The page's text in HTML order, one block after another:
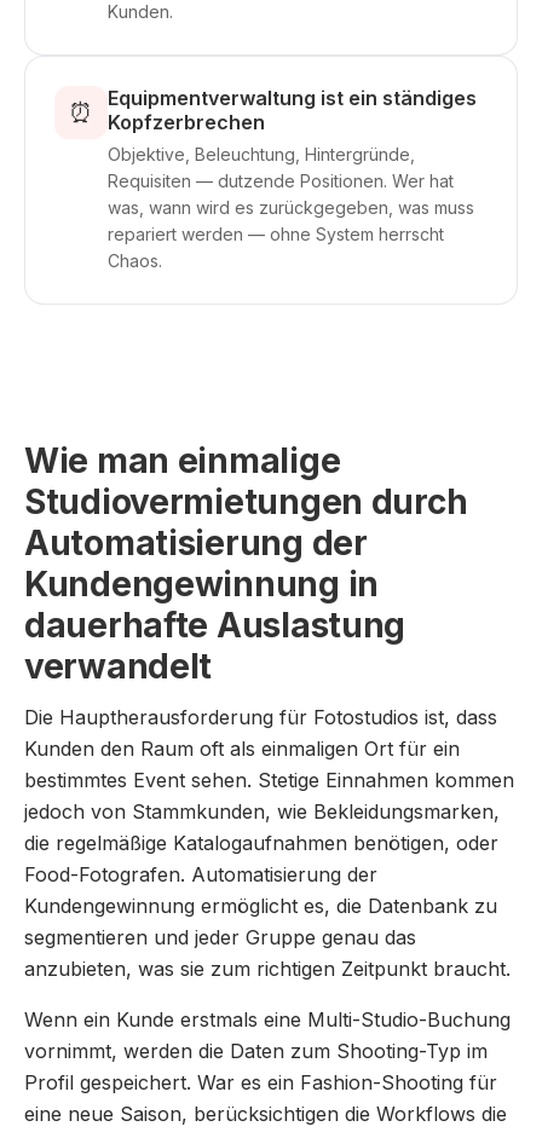
Kunden.
⏰
Equipmentverwaltung ist ein ständiges
Kopfzerbrechen
Objektive, Beleuchtung, Hintergründe,
Requisiten — dutzende Positionen. Wer hat
was, wann wird es zurückgegeben, was muss
repariert werden — ohne System herrscht
Chaos.
Wie man einmalige
Studiovermietungen durch
Automatisierung der
Kundengewinnung in
dauerhafte Auslastung
verwandelt
Die Hauptherausforderung für Fotostudios ist, dass
Kunden den Raum oft als einmaligen Ort für ein
bestimmtes Event sehen. Stetige Einnahmen kommen
jedoch von Stammkunden, wie Bekleidungsmarken,
die regelmäßige Katalogaufnahmen benötigen, oder
Food-Fotografen. Automatisierung der
Kundengewinnung ermöglicht es, die Datenbank zu
segmentieren und jeder Gruppe genau das
anzubieten, was sie zum richtigen Zeitpunkt braucht.
Wenn ein Kunde erstmals eine Multi-Studio-Buchung
vornimmt, werden die Daten zum Shooting-Typ im
Profil gespeichert. War es ein Fashion-Shooting für
eine neue Saison, berücksichtigen die Workflows die